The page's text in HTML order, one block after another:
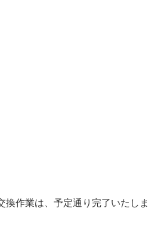
換作業は、予定通り完了いたしま